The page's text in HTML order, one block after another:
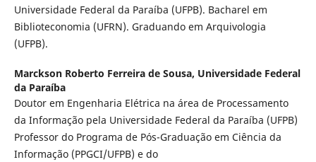
Universidade Federal da Paraíba (UFPB). Bacharel em
Biblioteconomia (UFRN). Graduando em Arquivologia
(UFPB).
Marckson Roberto Ferreira de Sousa, Universidade Federal
da Paraíba
Doutor em Engenharia Elétrica na área de Processamento
da Informação pela Universidade Federal da Paraíba (UFPB)
Professor do Programa de Pós-Graduação em Ciência da
Informação (PPGCI/UFPB) e do